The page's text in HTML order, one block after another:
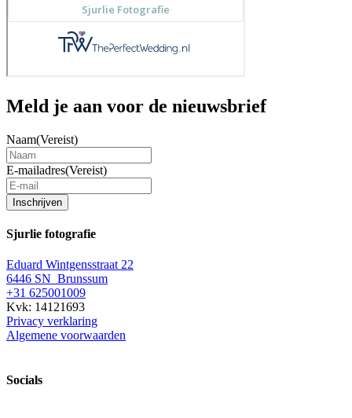
Meld je aan voor de nieuwsbrief
Naam(Vereist)
E-mailadres(Vereist)
Inschrijven
Sjurlie fotografie
Eduard Wintgensstraat 22
6446 SN Brunssum
+31 625001009
Kvk: 14121693
Privacy verklaring
Algemene voorwaarden
Socials